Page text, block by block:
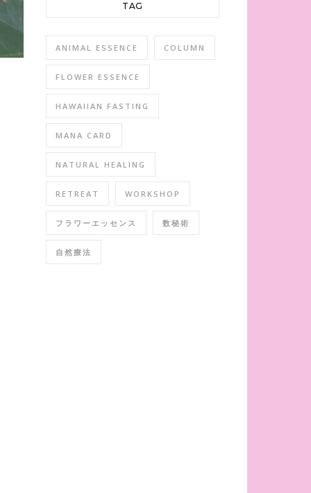
TAG
ANIMAL ESSENCE COLUMN
FLOWER ESSENCE
HAWAIIAN FASTING
MANA CARD
NATURAL HEALING
RETREAT WORKSHOP
フラワーエッセンス 数秘術
自然療法